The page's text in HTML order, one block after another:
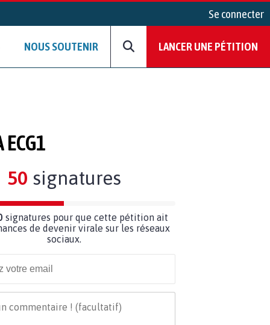
Se connecter
NOUS SOUTENIR LANCER UNE PÉTITION
50 signatures
signatures pour que cette pétition ait
de devenir virale sur les réseaux
sociaux.